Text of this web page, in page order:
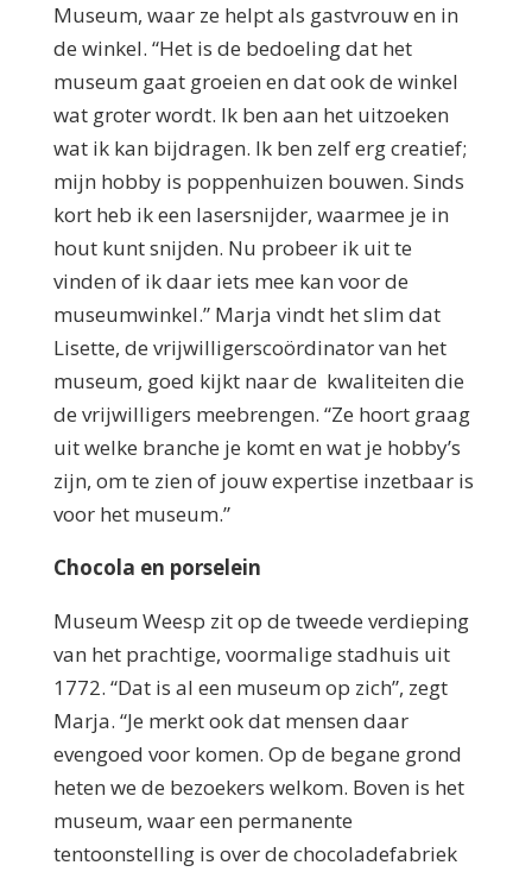
Museum, waar ze helpt als gastvrouw en in
de winkel. “Het is de bedoeling dat het
museum gaat groeien en dat ook de winkel
wat groter wordt. Ik ben aan het uitzoeken
wat ik kan bijdragen. Ik ben zelf erg creatief;
mijn hobby is poppenhuizen bouwen. Sinds
kort heb ik een lasersnijder, waarmee je in
hout kunt snijden. Nu probeer ik uit te
vinden of ik daar iets mee kan voor de
museumwinkel.” Marja vindt het slim dat
Lisette, de vrijwilligerscoördinator van het
museum, goed kijkt naar de kwaliteiten die
de vrijwilligers meebrengen. “Ze hoort graag
uit welke branche je komt en wat je hobby’s
zijn, om te zien of jouw expertise inzetbaar is
voor het museum.”
Chocola en porselein
Museum Weesp zit op de tweede verdieping
van het prachtige, voormalige stadhuis uit
1772. “Dat is al een museum op zich”, zegt
Marja. “Je merkt ook dat mensen daar
evengoed voor komen. Op de begane grond
heten we de bezoekers welkom. Boven is het
museum, waar een permanente
tentoonstelling is over de chocoladefabriek